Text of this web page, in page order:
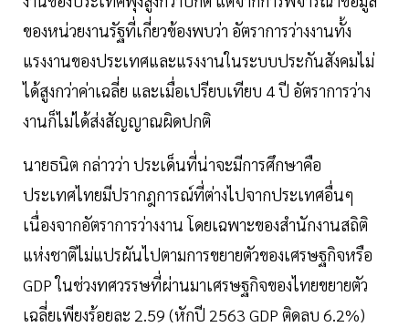
ของหน่วยงานรัฐที่เกี่ยวข้องพบว่า อัตราการว่างงานทั้ง
แรงงานของประเทศและแรงงานในระบบประกันสังคมไม่
ได้สูงกว่าค่าเฉลี่ย และเมื่อเปรียบเทียบ 4 ปี อัตราการว่าง
งานก็ไม่ได้ส่งสัญญาณผิดปกติ
นายธนิต กล่าวว่า ประเด็นที่น่าจะมีการศึกษาคือ
ประเทศไทยมีปรากฎการณ์ที่ต่างไปจากประเทศอื่นๆ
เนื่องจากอัตราการว่างงาน โดยเฉพาะของสำนักงานสถิติ
แห่งชาติไม่แปรผันไปตามการขยายตัวของเศรษฐกิจหรือ
GDP ในช่วงทศวรรษที่ผ่านมาเศรษฐกิจของไทยขยายตัว
เฉลี่ยเพียงร้อยละ 2.59 (หักปี 2563 GDP ติดลบ 6.2%)